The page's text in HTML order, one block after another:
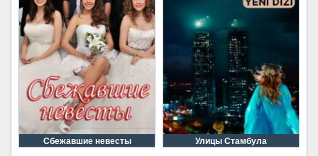
Сбежавшие невесты Улицы Стамбула